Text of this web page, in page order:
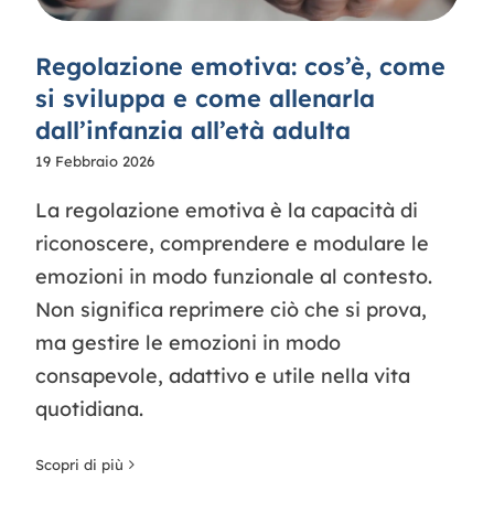
Regolazione emotiva: cos’è, come
si sviluppa e come allenarla
dall’infanzia all’età adulta
19 Febbraio 2026
La regolazione emotiva è la capacità di
riconoscere, comprendere e modulare le
emozioni in modo funzionale al contesto.
Non significa reprimere ciò che si prova,
ma gestire le emozioni in modo
consapevole, adattivo e utile nella vita
quotidiana.
Scopri di più